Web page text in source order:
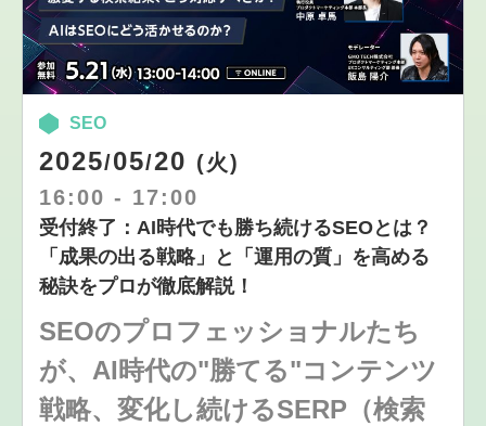
SEO
2025/05/20 (火)
16:00 - 17:00
受付終了：AI時代でも勝ち続けるSEOとは？
「成果の出る戦略」と「運用の質」を高める
秘訣をプロが徹底解説！
SEOのプロフェッショナルたち
が、AI時代の"勝てる"コンテンツ
戦略、変化し続けるSERP（検索